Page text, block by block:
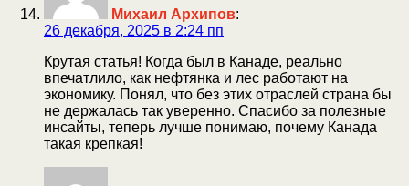
Михаил Архипов:
26 декабря, 2025 в 2:24 пп
Крутая статья! Когда был в Канаде, реально
впечатлило, как нефтянка и лес работают на
экономику. Понял, что без этих отраслей страна бы
не держалась так уверенно. Спасибо за полезные
инсайты, теперь лучше понимаю, почему Канада
такая крепкая!